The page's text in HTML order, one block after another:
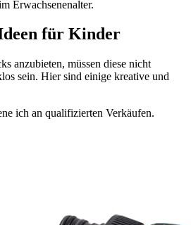
Erwachsenenalter.
für Kinder
anzubieten, müssen diese nicht
sein. Hier sind einige kreative und
ich an qualifizierten Verkäufen.